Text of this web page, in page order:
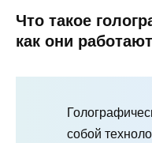
Что такое
как они
собой